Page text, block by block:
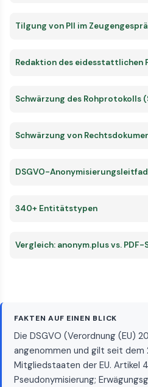
Tilgung von PII im
Redaktion des eidesstattlichen
Schwärzung des
Schwärzung von
DSGVO-
340+ Entitätstypen
Vergleich: anonym.plus vs.
FAKTEN AUF EINEN BLICK
Die DSGVO (Verordnung (EU)
angenommen und gilt seit dem
Mitgliedstaaten der EU. Artikel
Pseudonymisierung;